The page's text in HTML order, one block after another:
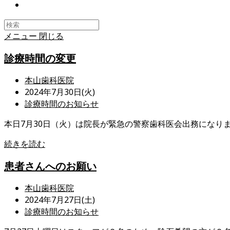
メニュー 閉じる
診療時間の変更
投
稿
者:
本山歯科医院
投
稿
開
日:
2024年7月30日(火)
投
カ
テ
ゴ
リ
ー:
診療時間のお知らせ
本日7月30日（火）は院長が緊急の警察歯科医会出務になり
続きを読む
時
の
変
更
患者さんへのお願い
投
稿
者:
本山歯科医院
投
稿
2024年7月27日(土)
投
診療時間のお知らせ